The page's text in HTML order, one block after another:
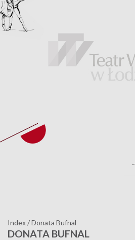
Index/Donata Bufnal
DONATA BUFNAL